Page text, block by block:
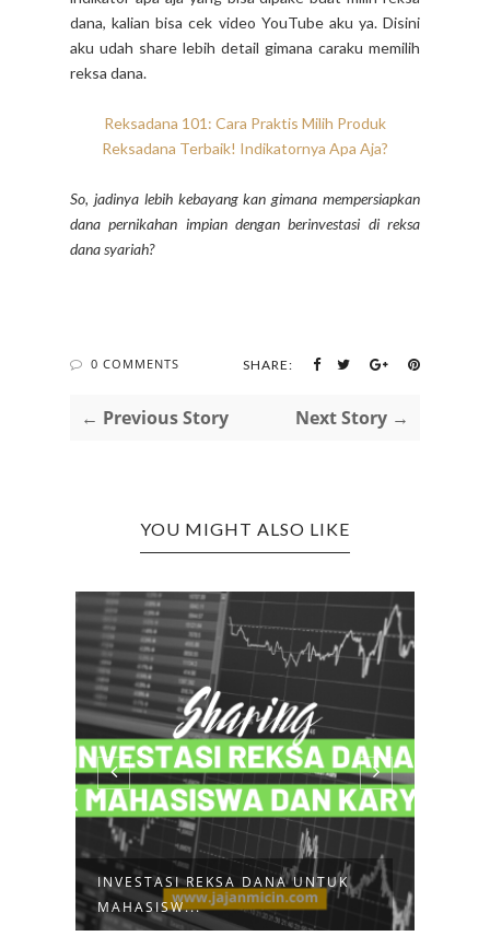
dana, kalian bisa cek video YouTube aku ya. Disini
aku udah share lebih detail gimana caraku memilih
reksa dana.
Reksadana 101: Cara Praktis Milih Produk
Reksadana Terbaik! Indikatornya Apa Aja?
So, jadinya lebih kebayang kan gimana mempersiapkan
dana pernikahan impian dengan berinvestasi di reksa
dana syariah?
0 COMMENTS SHARE:
← Previous Story Next Story →
YOU MIGHT ALSO LIKE
CARA NGATUR KEUANGAN ALA
ANAK KOSAN...